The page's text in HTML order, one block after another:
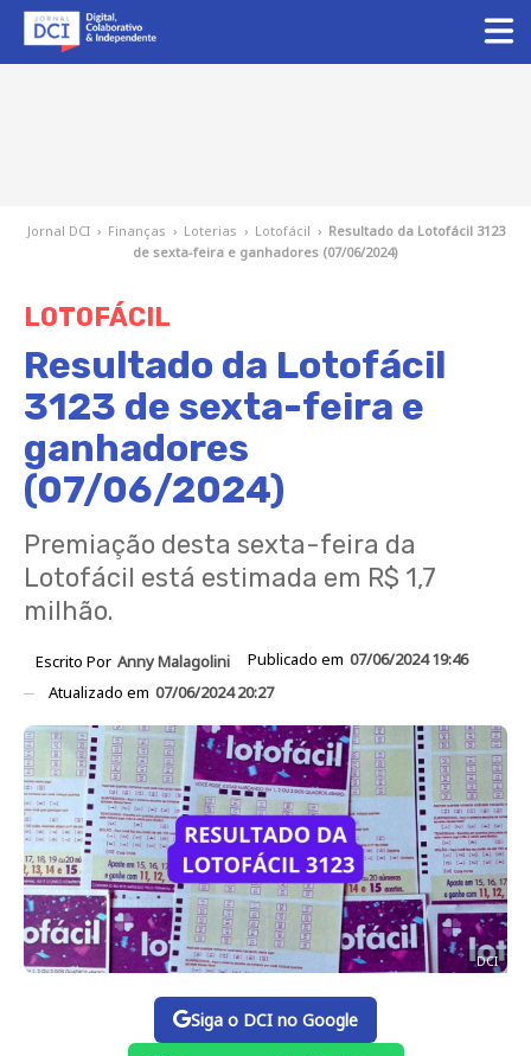
Jornal DCI › Finanças › Loterias › Lotofácil › Resultado da Lotofácil 3123
de sexta-feira e ganhadores (07/06/2024)
LOTOFÁCIL
Resultado da Lotofácil
3123 de sexta-feira e
ganhadores
(07/06/2024)
Premiação desta sexta-feira da
Lotofácil está estimada em R$ 1,7
milhão.
Escrito Por Anny Malagolini Publicado em 07/06/2024 19:46
Atualizado em 07/06/2024 20:27
DCI
Siga o DCI no Google